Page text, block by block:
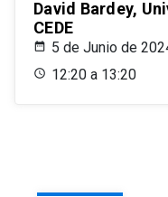
David Bardey,
CEDE
5 de Junio de
12:20 a 13:20